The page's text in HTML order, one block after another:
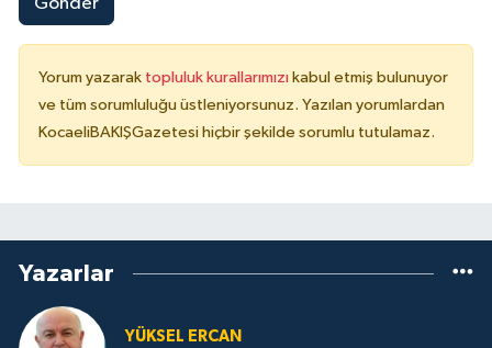
Gönder
Yorum yazarak topluluk kurallarımızı kabul etmiş bulunuyor
ve tüm sorumluluğu üstleniyorsunuz. Yazılan yorumlardan
KocaeliBAKIŞGazetesi hiçbir şekilde sorumlu tutulamaz.
Yazarlar
YÜKSEL ERCAN